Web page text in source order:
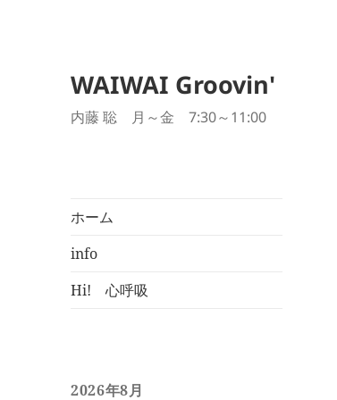
WAIWAI Groovin'
内藤 聡 月～金 7:30～11:00
ホーム
info
Hi! 心呼吸
2026年8月